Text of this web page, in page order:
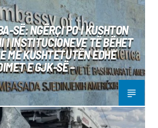
SË: NGËRÇI PO I KUSHTON
I INSTITUCIONEVE TË BËHET
ME KUSHTETUTËN EDHE
E GJK-SË –